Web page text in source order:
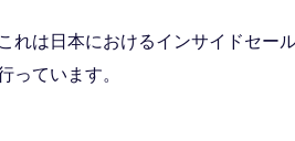
れは日本におけるインサイドセー
っています。